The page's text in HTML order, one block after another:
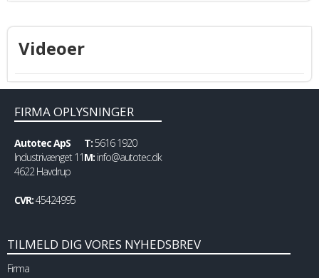
Videoer
FIRMA OPLYSNINGER
Autotec ApS
Industrivænget 11
4622 Havdrup
CVR:45424995
T:5616 1920
M: info@autotec.dk
TILMELD DIG VORES NYHEDSBREV
Firma